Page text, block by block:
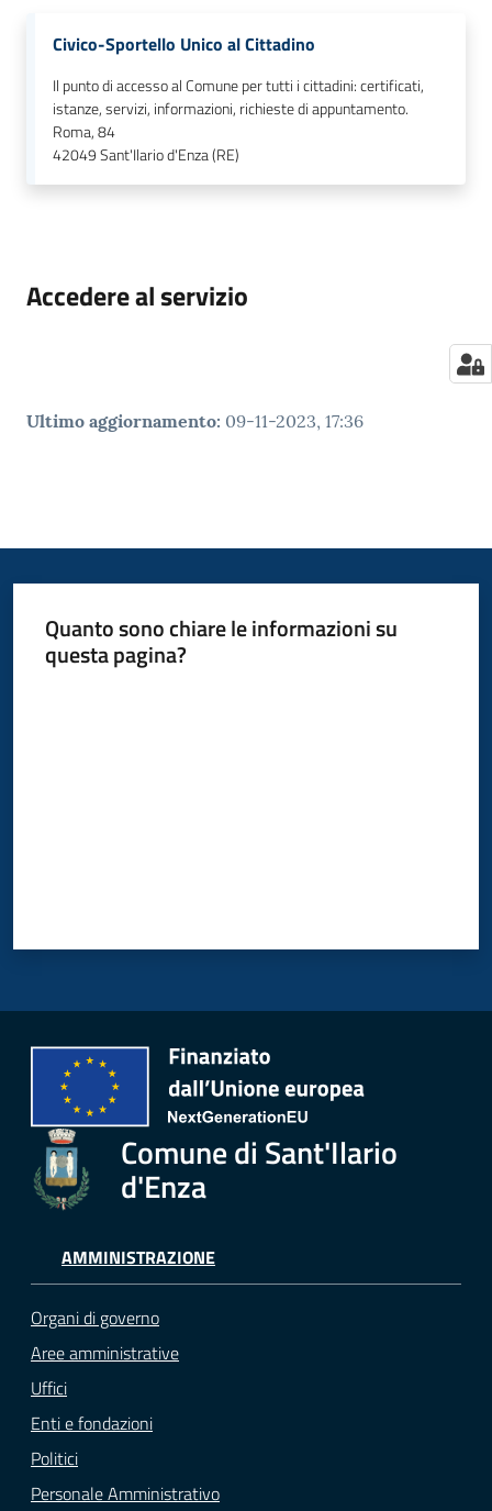
Civico-Sportello Unico al Cittadino
Il punto di accesso al Comune per tutti i cittadini: certificati,
istanze, servizi, informazioni, richieste di appuntamento.
Roma, 84
42049Sant'Ilario d'Enza (RE)
Accedere al servizio
Ultimo aggiornamento: 09-11-2023, 17:36
Quanto sono chiare le informazioni su
questa pagina?
Comune di Sant'Ilario
d'Enza
AMMINISTRAZIONE
Organi di governo
Aree amministrative
Uffici
Enti e fondazioni
Politici
Personale Amministrativo